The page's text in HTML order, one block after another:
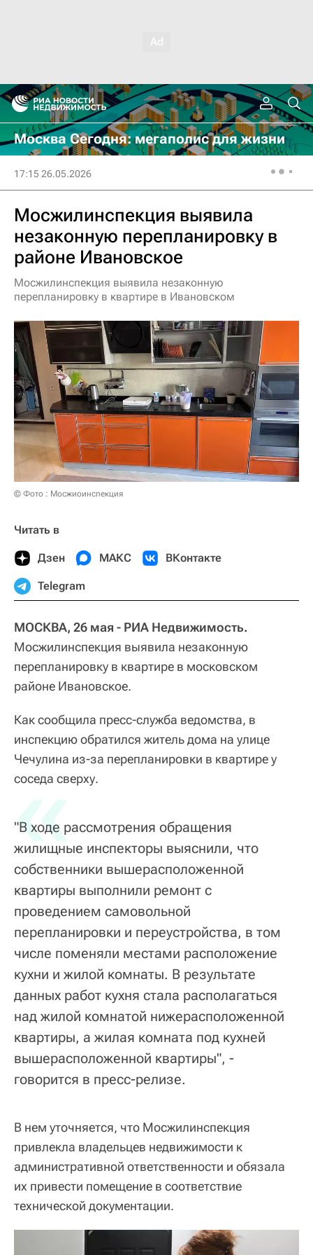
Москва Сегодня: мегаполис для жизни
17:15 26.05.2026
Мосжилинспекция выявила
незаконную перепланировку в
районе Ивановское
Мосжилинспекция выявила незаконную
перепланировку в квартире в Ивановском
© Фото : Мосжиоинспекция
Читать в
Дзен МАКС ВКонтакте
Telegram
МОСКВА, 26 мая - РИА Недвижимость.
Мосжилинспекция выявила незаконную
перепланировку в квартире в московском
районе Ивановское.
Как сообщила пресс-служба ведомства, в
инспекцию обратился житель дома на улице
Чечулина из-за перепланировки в квартире у
соседа сверху.
«
"В ходе рассмотрения обращения
жилищные инспекторы выяснили, что
собственники вышерасположенной
квартиры выполнили ремонт с
проведением самовольной
перепланировки и переустройства, в том
числе поменяли местами расположение
кухни и жилой комнаты. В результате
данных работ кухня стала располагаться
над жилой комнатой нижерасположенной
квартиры, а жилая комната под кухней
вышерасположенной квартиры", -
говорится в пресс-релизе.
В нем уточняется, что Мосжилинспекция
привлекла владельцев недвижимости к
административной ответственности и обязала
их привести помещение в соответствие
технической документации.